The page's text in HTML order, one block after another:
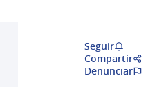
Seguir
Compartir
Denunciar